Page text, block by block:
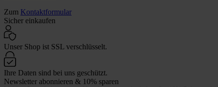
Zum Kontaktformular
Sicher einkaufen
Unser Shop ist SSL verschlüsselt.
Ihre Daten sind bei uns geschützt.
Newsletter abonnieren & 10% sparen